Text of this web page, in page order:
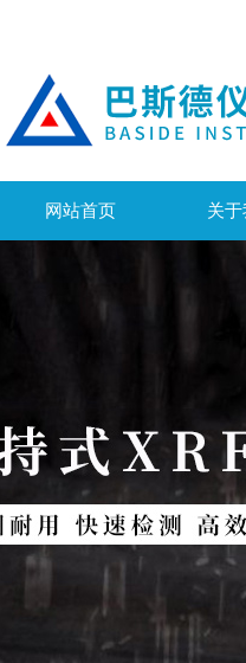
网站首页 关于